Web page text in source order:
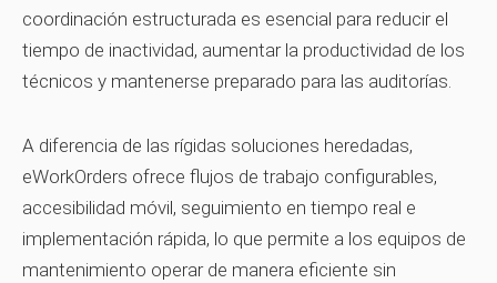
coordinación estructurada es esencial para reducir el
tiempo de inactividad, aumentar la productividad de los
técnicos y mantenerse preparado para las auditorías.
A diferencia de las rígidas soluciones heredadas,
eWorkOrders ofrece flujos de trabajo configurables,
accesibilidad móvil, seguimiento en tiempo real e
implementación rápida, lo que permite a los equipos de
mantenimiento operar de manera eficiente sin